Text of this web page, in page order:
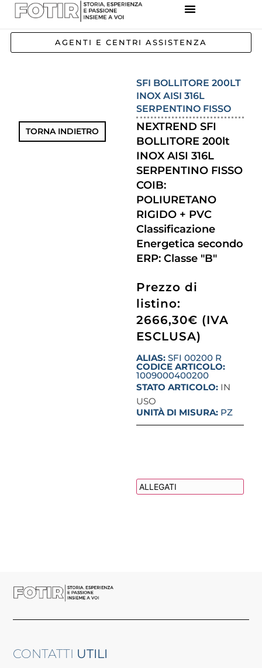
AGENTI E CENTRI ASSISTENZA
TORNA INDIETRO
SFI BOLLITORE 200LT
INOX AISI 316L
SERPENTINO FISSO
NEXTREND SFI
BOLLITORE 200lt
INOX AISI 316L
SERPENTINO FISSO
COIB:
POLIURETANO
RIGIDO + PVC
Classificazione
Energetica secondo
ERP: Classe "B"
Prezzo di
listino:
2666,30€ (IVA
ESCLUSA)
ALIAS:SFI 00200 R
CODICE ARTICOLO:
1009000400200
STATO ARTICOLO: IN
USO
UNITÀ DI MISURA:PZ
ALLEGATI
CONTATTI UTILI